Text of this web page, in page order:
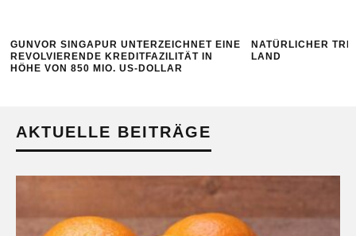
GUNVOR SINGAPUR UNTERZEICHNET EINE
REVOLVIERENDE KREDITFAZILITÄT IN
HÖHE VON 850 MIO. US-DOLLAR
NATÜRLICHER
LAND
AKTUELLE BEITRÄGE